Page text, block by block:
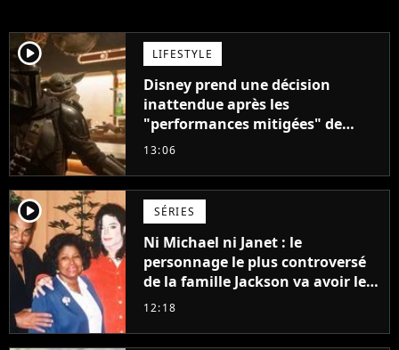
player2 LIFESTYLE
Disney prend une décision
inattendue après les
"performances mitigées" de
Vaiana et The Mandalorian &
13:06
player2 SÉRIES
Ni Michael ni Janet : le
personnage le plus controversé
de la famille Jackson va avoir le
droit à sa propre série
12:18